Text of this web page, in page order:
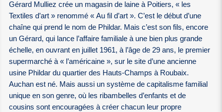
Gérard Mulliez crée un magasin de laine à Poitiers, « les
Textiles d’art » renommé « Au fil d’art ». C’est le début d’une
chaîne qui prend le nom de Phildar. Mais c’est son fils, encore
un Gérard, qui lance l’affaire familiale à une bien plus grande
échelle, en ouvrant en juillet 1961, à l’âge de 29 ans, le premier
supermarché à « l’américaine », sur le site d’une ancienne
usine Phildar du quartier des Hauts-Champs à Roubaix.
Auchan est né. Mais aussi un système de capitalisme familial
unique en son genre, où les ribambelles d’enfants et de
cousins sont encouragées à créer chacun leur propre